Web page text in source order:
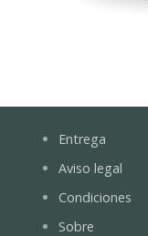
Entrega
Aviso legal
Condiciones
Sobre